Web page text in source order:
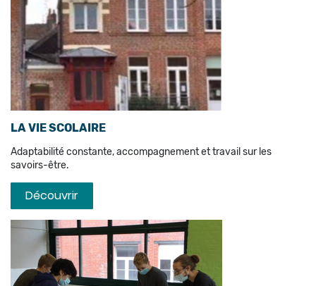
LA VIE SCOLAIRE
Adaptabilité constante, accompagnement et travail sur les
savoirs-être.
Découvrir